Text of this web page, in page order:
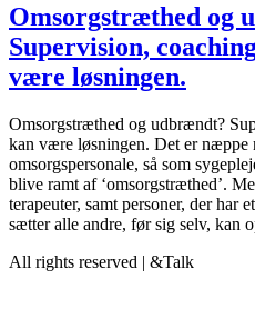
Omsorgstræthed og
Supervision,
være løsningen.
Omsorgstræthed og udbrændt?
kan være løsningen. Det er næppe
omsorgspersonale, så som
blive ramt af ‘omsorgstræthed’.
terapeuter, samt personer, der har
sætter alle andre, før sig selv, kan
All rights reserved | &Talk